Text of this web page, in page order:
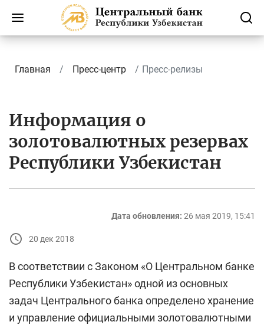
Главная Пресс-центр Пресс-релизы
Информация о
золотовалютных резервах
Республики Узбекистан
Дата обновления: 26 мая 2019, 15:41
20 дек 2018
В соответствии с Законом «О Центральном банке
Республики Узбекистан» одной из основных
задач Центрального банка определено хранение
и управление официальными золотовалютными